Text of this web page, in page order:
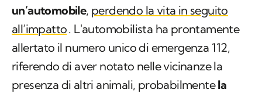
un’automobile, perdendo la vita in seguito
all’impatto. L'automobilista ha prontamente
allertato il numero unico di emergenza 112,
riferendo di aver notato nelle vicinanze la
presenza di altri animali, probabilmentela